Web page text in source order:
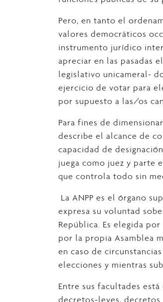
Pero, en tanto el
valores democráticos
instrumento jurídico
apreciar en las pasadas
legislativo unicameral-
ejercicio de votar para
por supuesto a las/os
Para fines de
describe el alcance de
capacidad de
juega como juez y parte
que controla todo sin
La ANPP es el órgano
expresa su voluntad
República. Es elegida
por la propia Asamblea
en caso de
elecciones y mientras
Entre sus facultades
decretos-leyes, decretos